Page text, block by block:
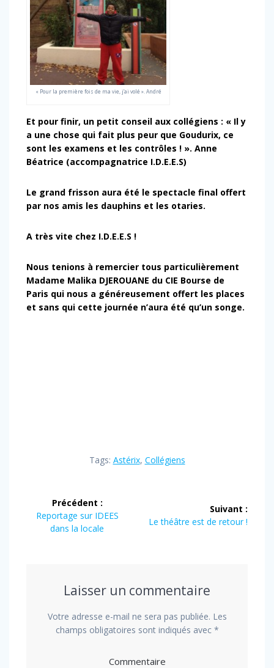
« Pour la première fois de ma vie, j’ai volé ». André
Et pour finir, un petit conseil aux collégiens : « Il y
a une chose qui fait plus peur que Goudurix, ce
sont les examens et les contrôles ! ». Anne
Béatrice (accompagnatrice I.D.E.E.S)
Le grand frisson aura été le spectacle final offert
par nos amis les dauphins et les otaries.
A très vite chez I.D.E.E.S !
Nous tenions à remercier tous particulièrement
Madame Malika DJEROUANE du CIE Bourse de
Paris qui nous a généreusement offert les places
et sans qui cette journée n’aura été qu’un songe.
Tags: Astérix, Collégiens
Navigation
Précédent :
Article
précédent
Reportage sur IDEES
dans la locale
Suivant :
Article
Le théâtre est de retour !
Laisser un commentaire
Votre adresse e-mail ne sera pas publiée. Les
champs obligatoires sont indiqués avec *
Commentaire